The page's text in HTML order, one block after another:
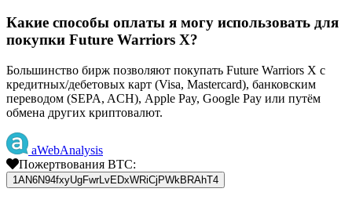
Какие способы оплаты я могу использовать для
покупки Future Warriors X?
Большинство бирж позволяют покупать Future Warriors X с
кредитных/дебетовых карт (Visa, Mastercard), банковским
переводом (SEPA, ACH), Apple Pay, Google Pay или путём
обмена других криптовалют.
aWebAnalysis
Пожертвования BTC:
1AN6N94fxyUgFwrLvEDxWRiCjPWkBRAhT4